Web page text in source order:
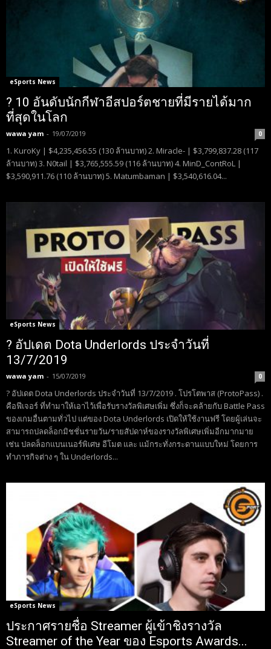
eSports News
? 10 อันดับนักกีฬาอีสปอร์ตชายที่มีรายได้มาก
ที่สุดในโลก
wawa yam - 19/07/2019 0
1. KuroKy | $4,235,456.55 (130 ล้านบาท) 2. Miracle- | $3,799,837.28 (117
ล้านบาท) 3. N0tail | $3,765,555.59 (116 ล้านบาท) 4. MinD_ContRoL |
$3,590,911.76 (110 ล้านบาท) 5. Matumbaman | $3,540,616.04...
eSports News
? อัปเดต Dota Underlords ประจำวันที่
13/7/2019
wawa yam - 15/07/2019 0
? อัปเดต Dota Underlords ประจำวันที่ 13/7/2019 . โปรโตพาส (ProtoPass) .
คือฟีเจอร์ ที่ทำมาให้เอาไว้เพื่อรับรางวัลพิเศษเพิ่ม ซึ่งก็จะคล้ายกับ Battle Pass
ของเกมอื่นตามทั่วไป แต่ของ Dota Underlords เปิดให้ใช้งานฟรี โดยผู้เล่นจะ
สามารถปลดล็อกมิชชั่นรายวัน/รายสัปดาห์ของรางวัลพิเศษเพิ่มอีกมากมาย
เช่น ปลดล็อกแบนเนอร์พิเศษ อีโมต และ แม้กระทั่งกระดานแบบใหม่ โดยการ
ทำภารกิจต่าง ๆ ใน Underlords...
eSports News
ประกาศรายชื่อ Streamer ผู้เข้าชิงรางวัล
Streamer of the Year ของ Esports Awards...